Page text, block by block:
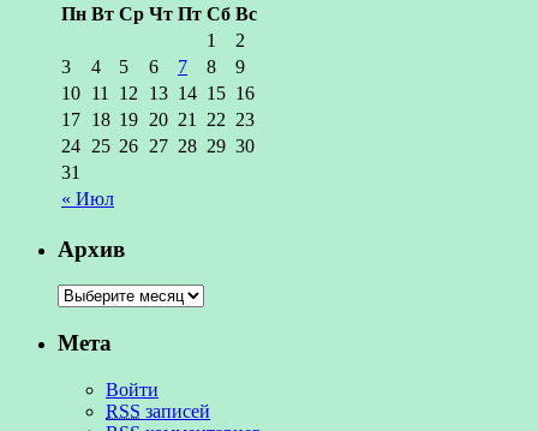
Пн Вт Ср Чт Пт Сб Вс
« Июл
1
2
3
4 5 6 7 8
9
10 11 12 13 14 15 16
17 18 19 20 21 22 23
24 25 26 27 28 29 30
31
Архив
Мета
Войти
RSS записей